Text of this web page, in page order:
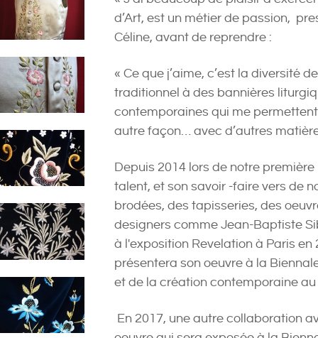
d’Art, est un métier de passion,
Céline, avant de reprendre :
« Ce que j’aime, c’est la diversité
traditionnel à des bannières
contemporaines qui me
autre façon… avec d’autres
Depuis 2014 lors de notre
talent, et son savoir -faire vers de
brodées, des tapisseries, des
designers comme Jean-Baptiste
à l'exposition Revelation à Paris
présentera son oeuvre à la
et de la création contemporaine
En 2017, une autre collaboration